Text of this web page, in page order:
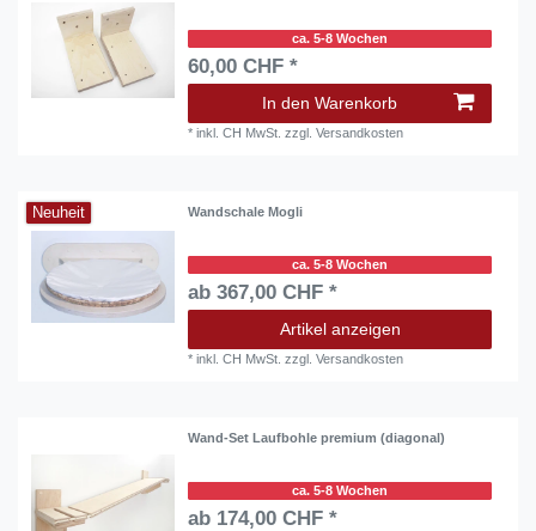
ca. 5-8 Wochen
60,00 CHF *
In den Warenkorb
*inkl. CH MwSt. zzgl.Versandkosten
Neuheit Wandschale Mogli
ca. 5-8 Wochen
ab 367,00 CHF *
Artikel anzeigen
*inkl. CH MwSt. zzgl.Versandkosten
Wand-Set Laufbohle premium (diagonal)
ca. 5-8 Wochen
ab 174,00 CHF *